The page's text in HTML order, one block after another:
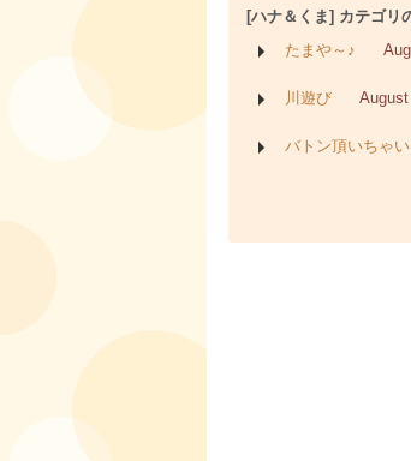
[ハナ＆くま] カテゴリ
たまや～♪
川遊び
バトン頂いちゃい